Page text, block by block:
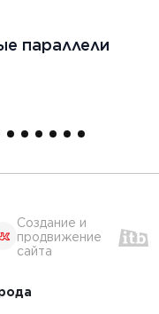
параллели
Создание и
продвижение
сайта